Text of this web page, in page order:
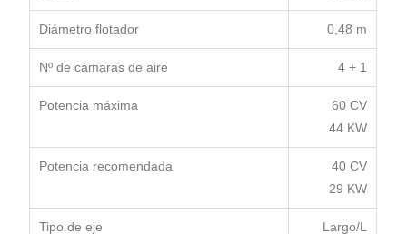
Diámetro flotador 0,48 m
Nº de cámaras de aire 4 + 1
Potencia máxima
60 CV
44 KW
Potencia recomendada
40 CV
29 KW
Tipo de eje Largo/L